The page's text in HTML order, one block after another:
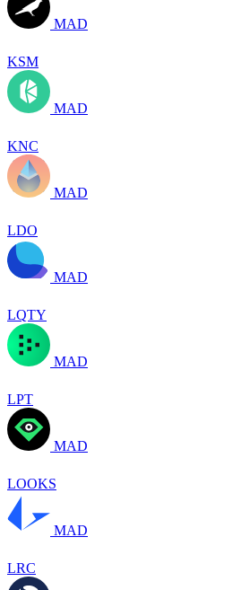
MAD
KSM
MAD
KNC
MAD
LDO
MAD
LQTY
MAD
LPT
MAD
LOOKS
MAD
LRC